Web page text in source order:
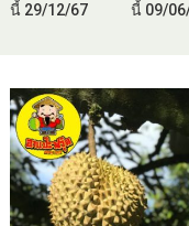
นี้ 29/12/67
นี้ 09/